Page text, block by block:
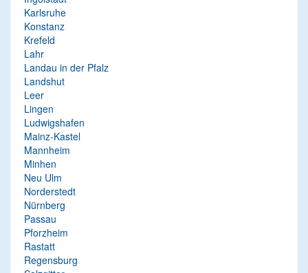
Karlsruhe
Konstanz
Krefeld
Lahr
Landau in der Pfalz
Landshut
Leer
Lingen
Ludwigshafen
Mainz-Kastel
Mannheim
Minhen
Neu Ulm
Norderstedt
Nürnberg
Passau
Pforzheim
Rastatt
Regensburg